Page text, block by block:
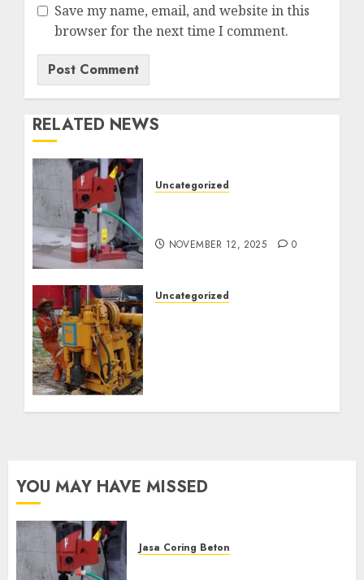
Save my name, email, and website in this
browser for the next time I comment.
RELATED NEWS
Uncategorized
NOVEMBER 12, 2025 0
Uncategorized
YOU MAY HAVE MISSED
Jasa Coring Beton